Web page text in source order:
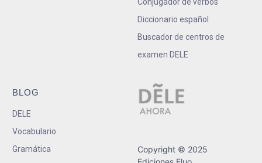
Conjugador de verbos
Diccionario español
Buscador de centros de
examen DELE
BLOG
DELE
Vocabulario
Gramática
Copyright © 2025